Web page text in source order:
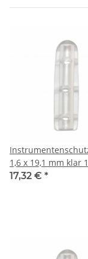
1,6 x 19,1 mm klar
17,32 € *